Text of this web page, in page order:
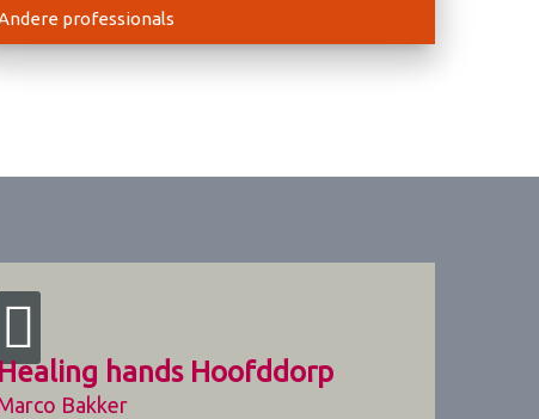
professionals
hands Hoofddorp
Bakker